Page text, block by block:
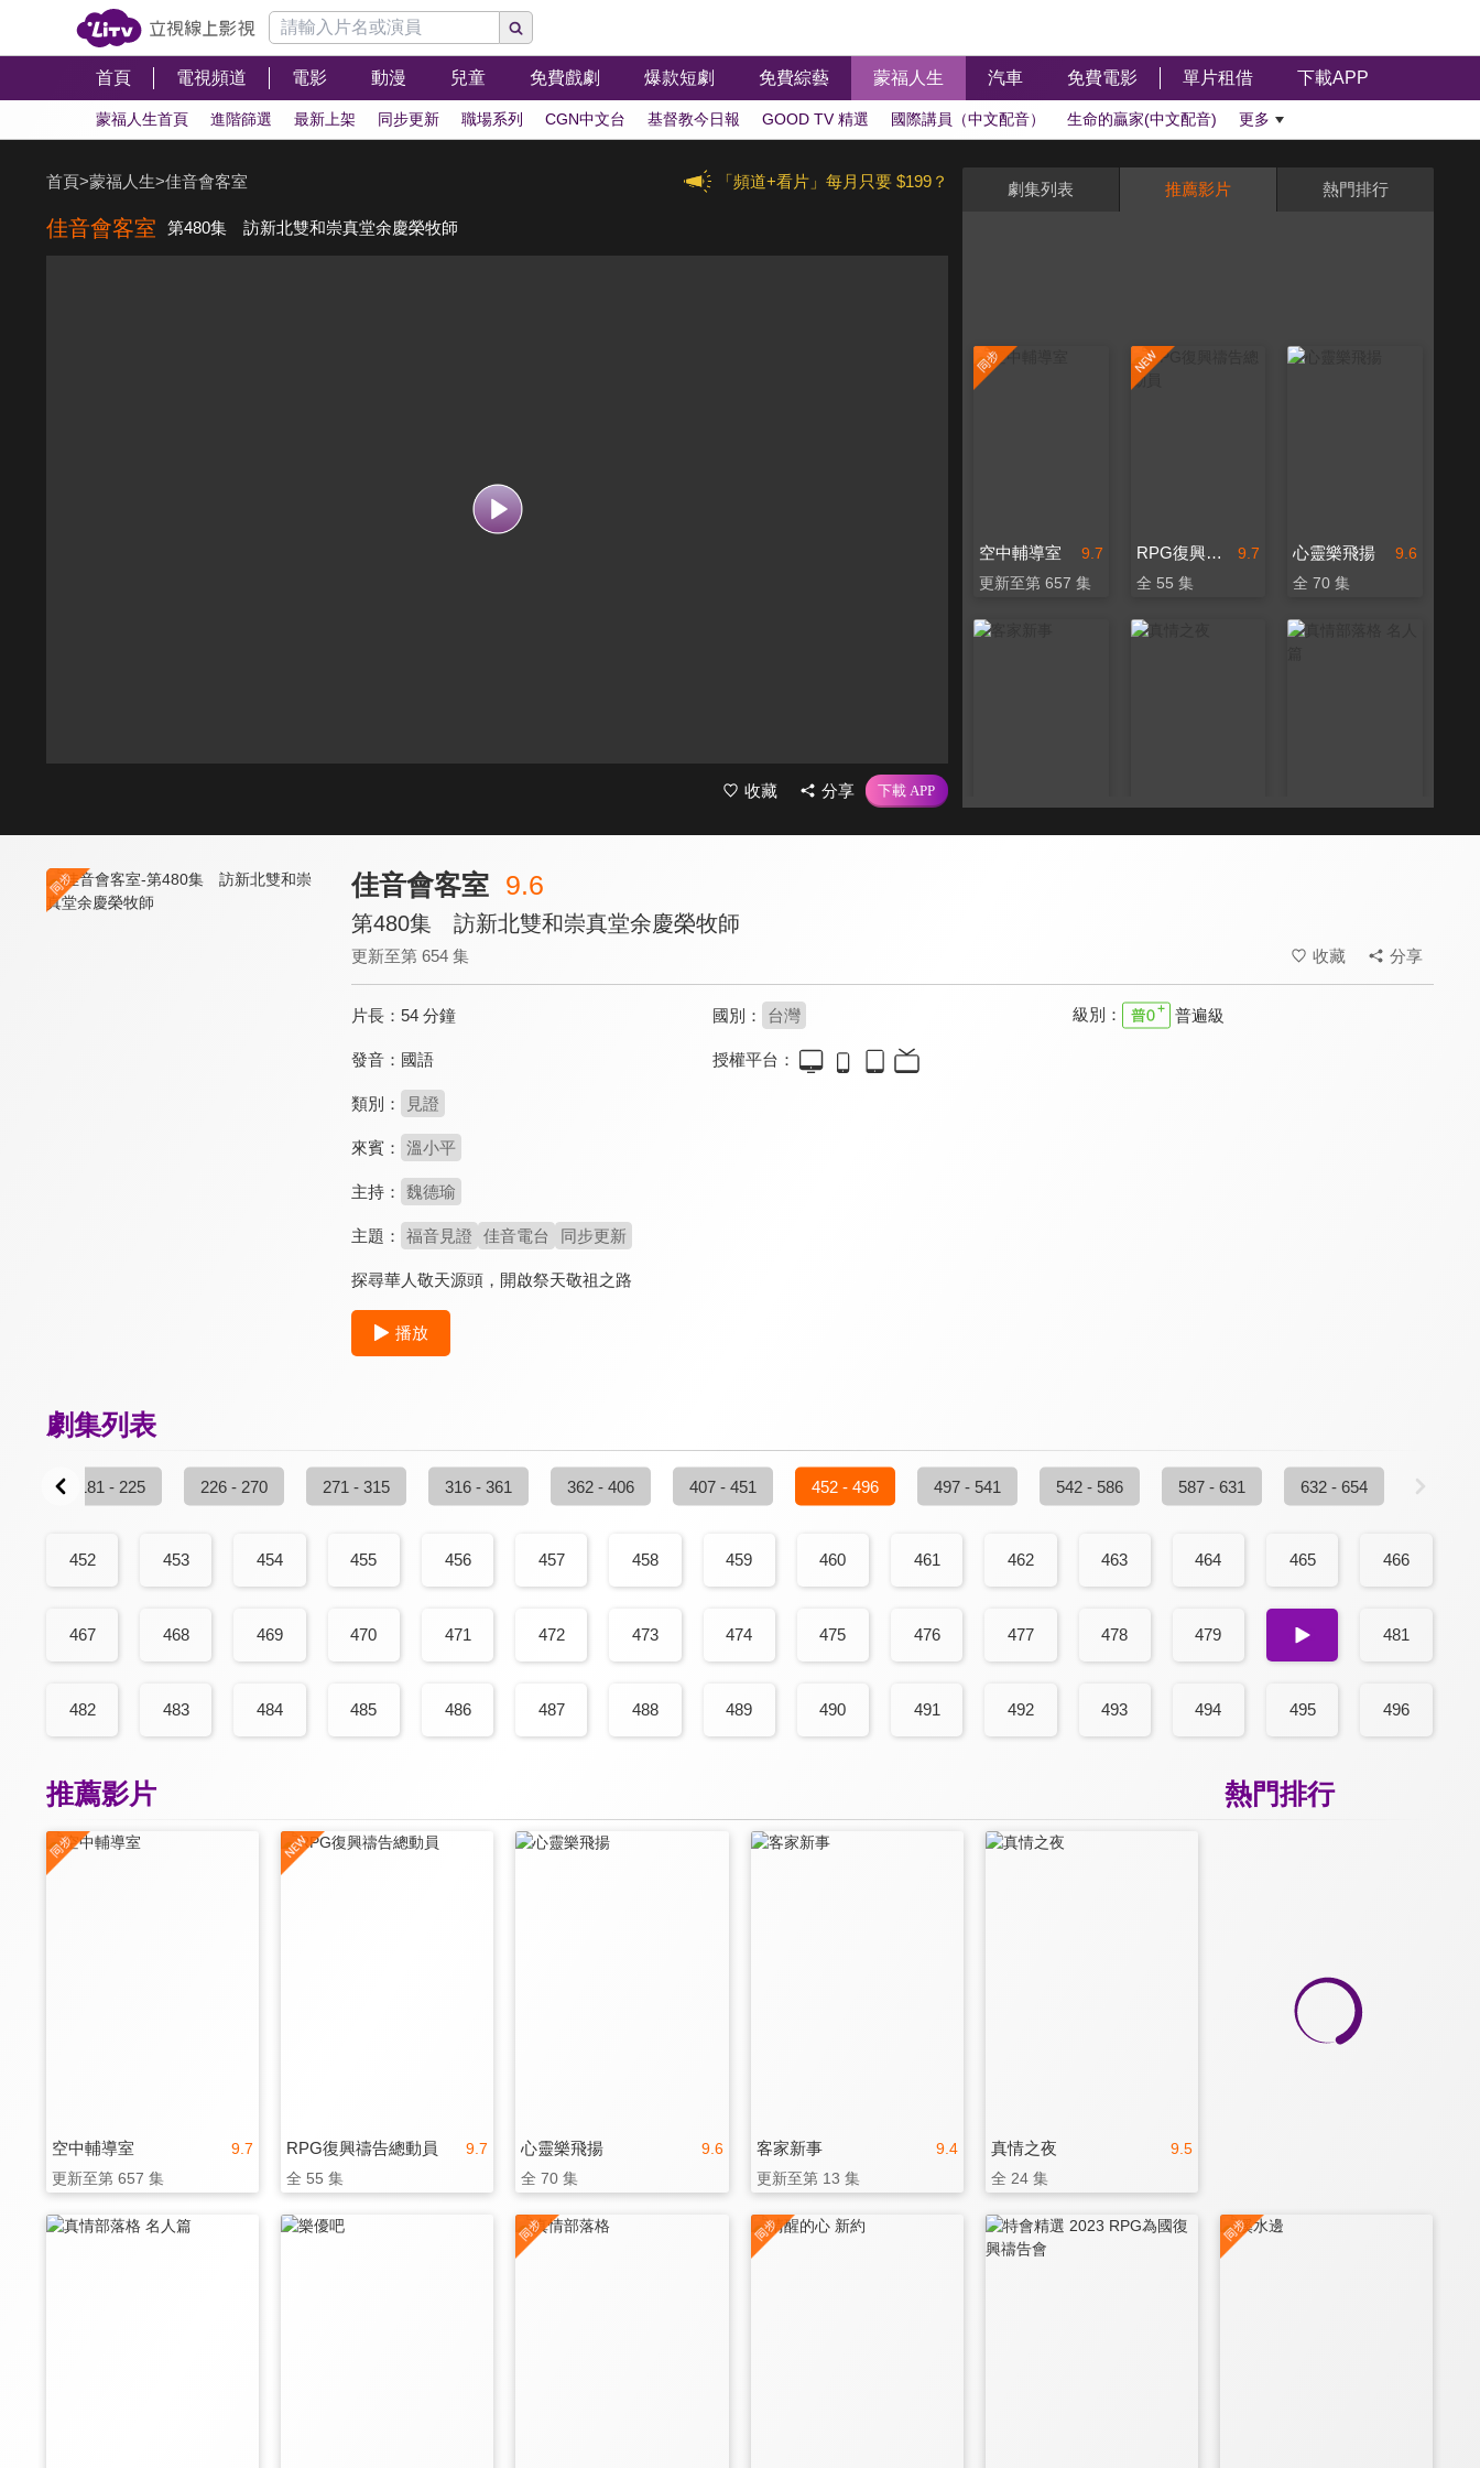
首頁 電視頻道 電影 動漫 兒童 免費戲劇 爆款短劇 免費綜藝 蒙福人生 汽車 免費電影 單片租借 下載APP
蒙福人生首頁 進階篩選 最新上架 同步更新 職場系列 CGN中文台 基督教今日報 GOOD TV 精選 國際講員（中文配音） 生命的贏家(中文配音) 更多
「頻道+看片」每月只要 $199？
首頁>蒙福人生>佳音會客室
佳音會客室 第480集 訪新北雙和崇真堂余慶榮牧師
收藏 分享
劇集列表 推薦影片 熱門排行
9.7
空中輔導室
更新至第 657 集
9.7
RPG復興禱告總動員
全 55 集
9.6
心靈樂飛揚
全 70 集
佳音會客室 9.6
第480集 訪新北雙和崇真堂余慶榮牧師
更新至第 654 集 收藏 分享
片長： 54 分鐘 國別： 台灣 級別： 普遍級
發音： 國語 授權平台：
類別： 見證
來賓： 溫小平
主持： 魏德瑜
主題： 福音見證 佳音電台 同步更新
探尋華人敬天源頭，開啟祭天敬祖之路
播放
劇集列表
181 - 225 226 - 270 271 - 315 316 - 361 362 - 406 407 - 451 452 - 496 497 - 541 542 - 586 587 - 631 632 - 654
452 453 454 455 456 457 458 459 460 461 462 463 464 465 466
467 468 469 470 471 472 473 474 475 476 477 478 479 480 481
482 483 484 485 486 487 488 489 490 491 492 493 494 495 496
熱門排行
推薦影片
9.7
空中輔導室
更新至第 657 集
9.7
RPG復興禱告總動員
全 55 集
9.6
心靈樂飛揚
全 70 集
9.4
客家新事
更新至第 13 集
9.5
真情之夜
全 24 集